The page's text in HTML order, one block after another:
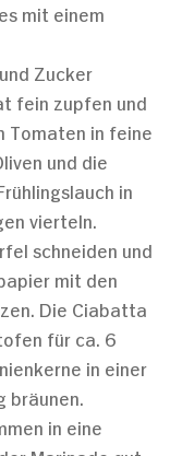
mit einem
Zucker
fein zupfen und
Tomaten in feine
und die
in
vierteln.
schneiden und
mit den
Die Ciabatta
für ca. 6
in einer
bräunen.
in eine